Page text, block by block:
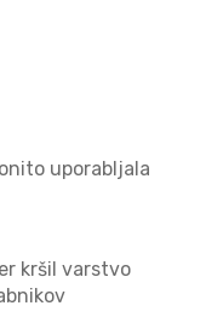
uporabljala
kršil varstvo